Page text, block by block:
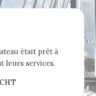
était prêt à
leurs services.